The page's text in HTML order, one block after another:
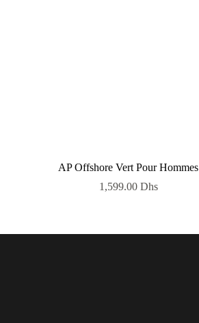
AP Offshore Vert Pour Hommes
1,599.00 Dhs